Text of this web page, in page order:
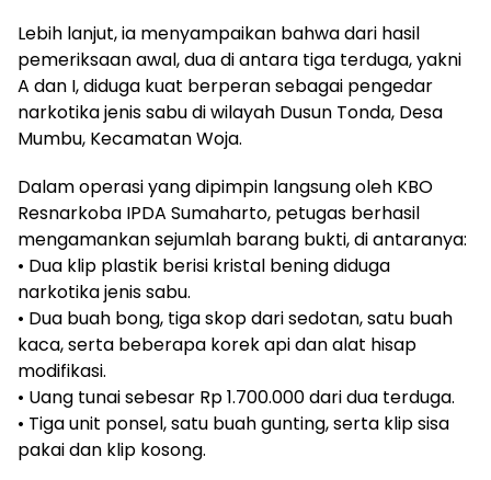
Lebih lanjut, ia menyampaikan bahwa dari hasil
pemeriksaan awal, dua di antara tiga terduga, yakni
A dan I, diduga kuat berperan sebagai pengedar
narkotika jenis sabu di wilayah Dusun Tonda, Desa
Mumbu, Kecamatan Woja.
Dalam operasi yang dipimpin langsung oleh KBO
Resnarkoba IPDA Sumaharto, petugas berhasil
mengamankan sejumlah barang bukti, di antaranya:
• Dua klip plastik berisi kristal bening diduga
narkotika jenis sabu.
• Dua buah bong, tiga skop dari sedotan, satu buah
kaca, serta beberapa korek api dan alat hisap
modifikasi.
• Uang tunai sebesar Rp 1.700.000 dari dua terduga.
• Tiga unit ponsel, satu buah gunting, serta klip sisa
pakai dan klip kosong.